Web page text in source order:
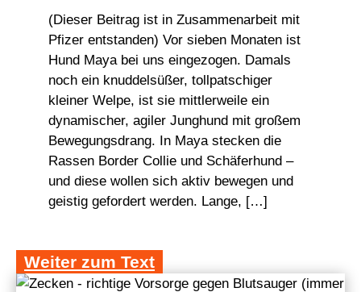
(Dieser Beitrag ist in Zusammenarbeit mit
Pfizer entstanden) Vor sieben Monaten ist
Hund Maya bei uns eingezogen. Damals
noch ein knuddelsüßer, tollpatschiger
kleiner Welpe, ist sie mittlerweile ein
dynamischer, agiler Junghund mit großem
Bewegungsdrang. In Maya stecken die
Rassen Border Collie und Schäferhund –
und diese wollen sich aktiv bewegen und
geistig gefordert werden. Lange, […]
Weiter zum Text